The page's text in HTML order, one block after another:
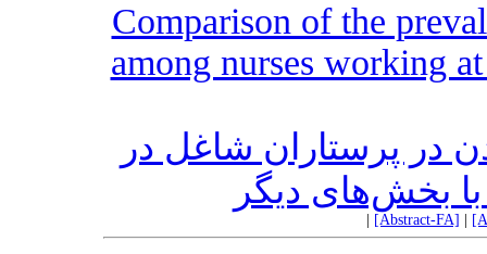
Comparison of the
among nurses working
در پرستاران شاغل در
بخش‌های دیگر
[Abstract-FA]